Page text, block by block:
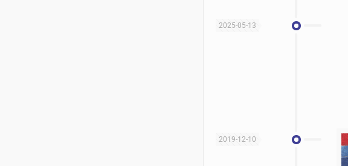
2025-05-13
2019-12-10